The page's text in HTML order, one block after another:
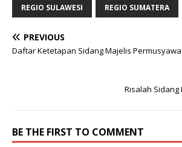
REGIO SULAWESI REGIO SUMATERA
PREVIOUS
Daftar Ketetapan Sidang Majelis
Risalah Sidang
BE THE FIRST TO COMMENT